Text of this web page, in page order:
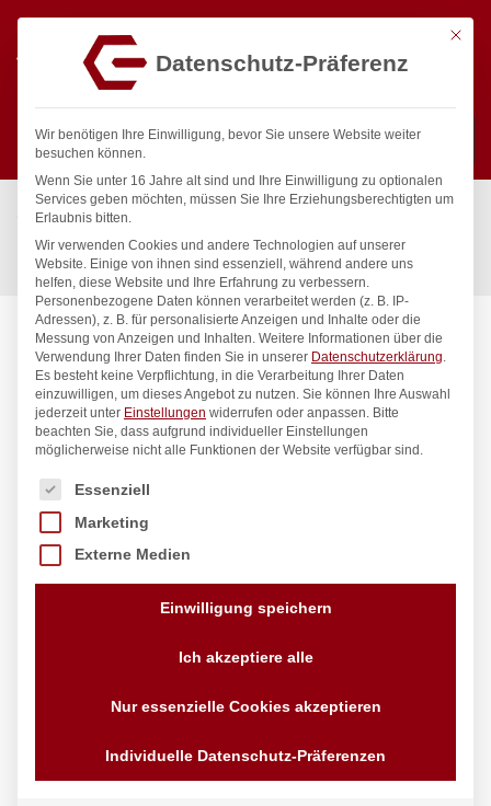
Suchen
Start / Gastronomiebedarf & Gastro Geräte für Profis
Küchenartikel
Thermometer & Küchentimer
Digitale Küchenuhr, HENDI, 65x70x(H)17mm
Mit
Datenschutz-Präferenz
Wir benötigen Ihre Einwilligung, bevor Sie unsere Website weiter
besuchen können.
Wenn Sie unter 16 Jahre alt sind und Ihre Einwilligung zu optionalen
Services geben möchten, müssen Sie Ihre Erziehungsberechtigten um
Erlaubnis bitten.
Wir verwenden Cookies und andere Technologien auf unserer
Website. Einige von ihnen sind essenziell, während andere uns
helfen, diese Website und Ihre Erfahrung zu verbessern.
Personenbezogene Daten können verarbeitet werden (z. B. IP-
Adressen), z. B. für personalisierte Anzeigen und Inhalte oder die
Messung von Anzeigen und Inhalten. Weitere Informationen über die
Verwendung Ihrer Daten finden Sie in unserer Datenschutzerklärung.
Es besteht keine Verpflichtung, in die Verarbeitung Ihrer Daten
einzuwilligen, um dieses Angebot zu nutzen. Sie können Ihre Auswahl
jederzeit unter Einstellungen widerrufen oder anpassen. Bitte
beachten Sie, dass aufgrund individueller Einstellungen
möglicherweise nicht alle Funktionen der Website verfügbar sind.
Es folgt eine Liste der Service-Gruppen, für die eine
Essenziell
Marketing
Externe Medien
Einwilligung speichern
Ich akzeptiere alle
Nur essenzielle Cookies akzeptieren
Individuelle Datenschutz-Präferenzen